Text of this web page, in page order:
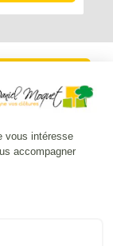
vous intéresse
accompagner